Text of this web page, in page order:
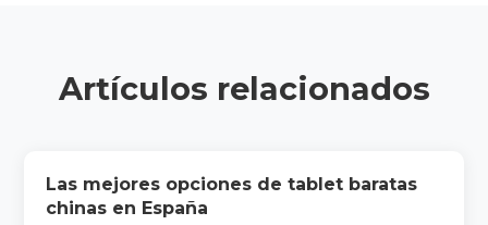
Artículos relacionados
Las mejores opciones de tablet baratas
chinas en España